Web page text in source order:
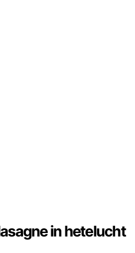
in hetelucht